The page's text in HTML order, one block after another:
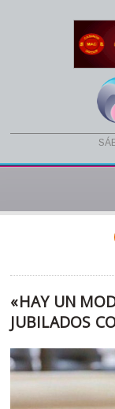
«HAY UN
JUBILADOS